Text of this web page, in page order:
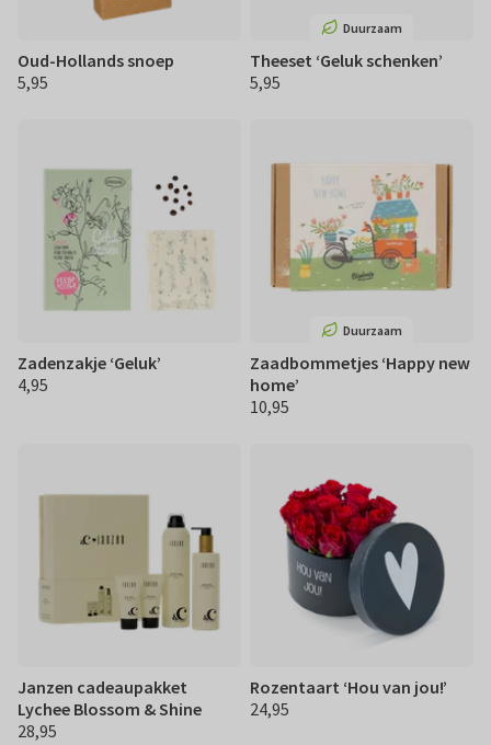
Oud-Hollands snoep
€ 5,95
5,95
Duurzaam
Theeset ‘Geluk schenken’
€ 5,95
5,95
Zadenzakje ‘Geluk’
€ 4,95
4,95
Duurzaam
Zaadbommetjes ‘Happy new
home’
€ 10,95
10,95
Janzen cadeaupakket
Lychee Blossom & Shine
€ 28,95
28,95
Rozentaart ‘Hou van jou!’
€ 24,95
24,95